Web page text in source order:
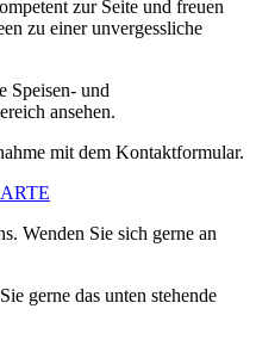
zur Seite und freuen
zu einer unvergessliche
Speisen- und
ansehen.
mit dem Kontaktformular.
Wenden Sie sich gerne an
gerne das unten stehende